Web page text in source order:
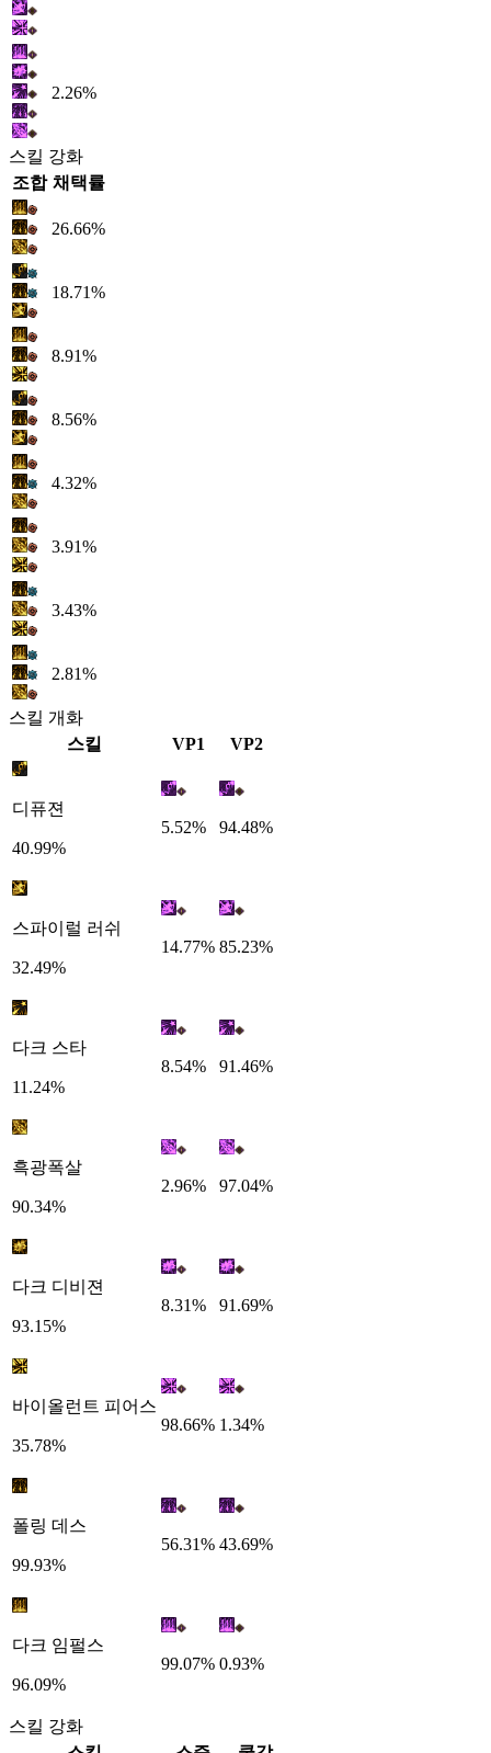
2.26%
스킬 강화
조합 채택률
26.66%
18.71%
8.91%
8.56%
4.32%
3.91%
3.43%
2.81%
스킬 개화
스킬
VP1 VP2
디퓨젼
40.99%
5.52% 94.48%
스파이럴 러쉬
32.49%
14.77% 85.23%
다크 스타
11.24%
8.54% 91.46%
흑광폭살
90.34%
2.96% 97.04%
다크 디비젼
93.15%
8.31% 91.69%
바이올런트 피어스
35.78%
98.66% 1.34%
폴링 데스
99.93%
56.31% 43.69%
다크 임펄스
96.09%
99.07% 0.93%
스킬 강화